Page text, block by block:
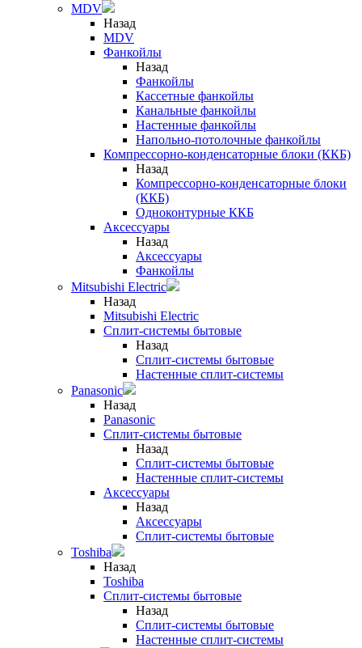
MDV
Назад
MDV
Фанкойлы
Назад
Фанкойлы
Кассетные фанкойлы
Канальные фанкойлы
Настенные фанкойлы
Напольно-потолочные фанкойлы
Компрессорно-конденсаторные блоки (ККБ)
Назад
Компрессорно-конденсаторные блоки
(ККБ)
Одноконтурные ККБ
Аксессуары
Назад
Аксессуары
Фанкойлы
Mitsubishi Electric
Назад
Mitsubishi Electric
Сплит-системы бытовые
Назад
Сплит-системы бытовые
Настенные сплит-системы
Panasonic
Назад
Panasonic
Сплит-системы бытовые
Назад
Сплит-системы бытовые
Настенные сплит-системы
Аксессуары
Назад
Аксессуары
Сплит-системы бытовые
Toshiba
Назад
Toshiba
Сплит-системы бытовые
Назад
Сплит-системы бытовые
Настенные сплит-системы